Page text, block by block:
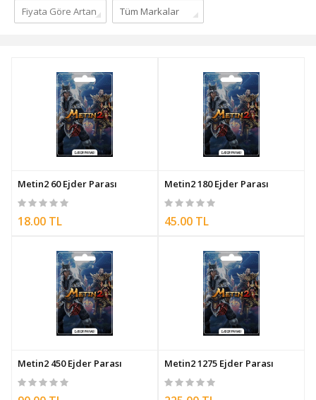
Fiyata Göre Artan Tüm Markalar
Metin2 60 Ejder Parası
18.00 TL
Metin2 180 Ejder Parası
45.00 TL
Metin2 450 Ejder Parası Metin2 1275 Ejder Parası